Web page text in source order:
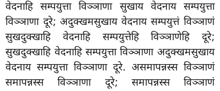
वेदनाहि सम्पयुत्ता विञ्ञाणा सुखाय वेदनाय सम्पयुत्ता
विञ्ञाणा दूरे; अदुक्खमसुखाय वेदनाय सम्पयुत्तं विञ्ञाणं
सुखदुक्खाहि वेदनाहि सम्पयुत्तेहि विञ्ञाणेहि दूरे;
सुखदुक्खाहि वेदनाहि सम्पयुत्ता विञ्ञाणा अदुक्खमसुखाय
वेदनाय सम्पयुत्ता विञ्ञाणा दूरे. असमापन्नस्स विञ्ञाणं
समापन्नस्स विञ्ञाणा दूरे; समापन्नस्स विञ्ञाणं